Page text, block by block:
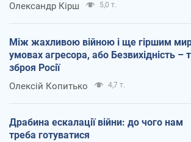
Олександр Кірш 5,0 т.
Між жахливою війною і ще гіршим
умовах агресора, або Безвихідність –
зброя Росії
Олексій Копитько 4,7 т.
Драбина ескалації війни: до чого нам
треба готуватися